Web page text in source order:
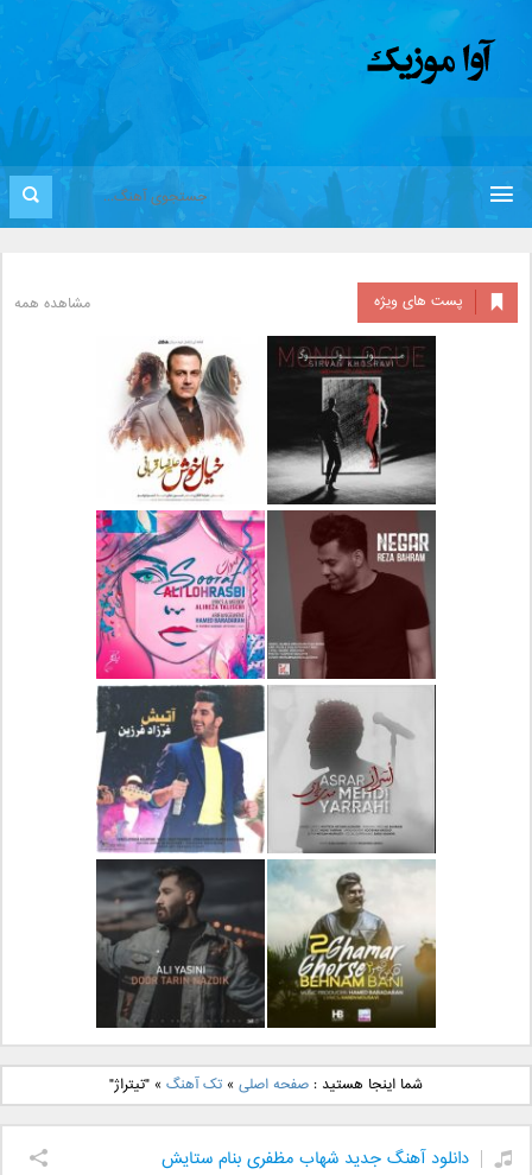
پست های ویژه مشاهده همه
دانلود آلبوم جدید سیروان
خسروی بنام مونولوگ
دانلود آهنگ جدید علیرضا
قربانی بنام خیال خوش
دانلود آهنگ جدید رضا
بهرام بنام نگار
دانلود آهنگ جدید علی
لهراسبی بنام صورت
دانلود آهنگ جدید مهدی
یراحی بنام اسرار
دانلود آهنگ جدید فرزاد
فرزین بنام آتیش
دانلود آهنگ جدید بهنام
بانی بنام قرص قمر 2
دانلود آهنگ جدید علی
یاسینی بنام دورترین نزدیک
شما اینجا هستید :صفحه اصلی »تک آهنگ »"تیتراژ"
دانلود آهنگ جدید شهاب مظفری بنام ستایش